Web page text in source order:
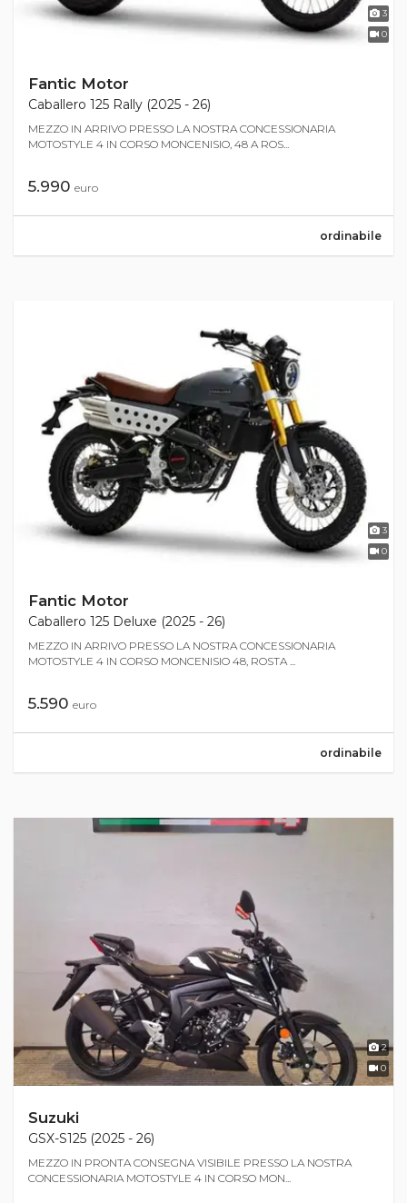
3
0
Fantic Motor
Caballero 125 Rally (2025 - 26)
MEZZO IN ARRIVO PRESSO LA NOSTRA CONCESSIONARIA
MOTOSTYLE 4 IN CORSO MONCENISIO, 48 A ROS...
5.990 euro
ordinabile
3
0
Fantic Motor
Caballero 125 Deluxe (2025 - 26)
MEZZO IN ARRIVO PRESSO LA NOSTRA CONCESSIONARIA
MOTOSTYLE 4 IN CORSO MONCENISIO 48, ROSTA ...
5.590 euro
ordinabile
2
0
Suzuki
GSX-S125 (2025 - 26)
MEZZO IN PRONTA CONSEGNA VISIBILE PRESSO LA NOSTRA
CONCESSIONARIA MOTOSTYLE 4 IN CORSO MON...